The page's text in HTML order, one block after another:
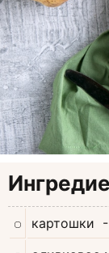
картошки